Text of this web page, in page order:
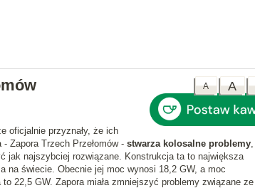
A
A
oficjalnie przyznały, że ich
- Zapora Trzech Przełomów -stwarza kolosalne problemy,
jak najszybciej rozwiązane. Konstrukcja ta to największa
na świecie. Obecnie jej moc wynosi 18,2 GW, a moc
to 22,5 GW. Zapora miała zmniejszyć problemy związane ze